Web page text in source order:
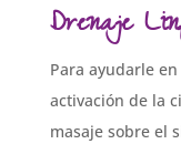
Drenaje
Para ayudarle
activación de la
masaje sobre el